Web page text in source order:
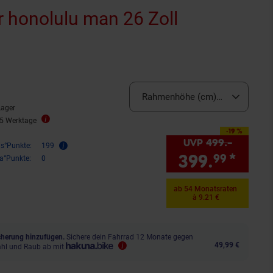
honolulu man 26 Zoll
Werktage
199
0
Rahmenhöhe (cm):47cm
-19 %
Sie Sparen 19 Prozent,
UVP499.–UVP :
399.99 *
ab 54 Monatsraten
à 9.21 €
hinzufügen. Sichere dein Fahrrad 12 Monate gegen
und Raub ab mit
49,99 €